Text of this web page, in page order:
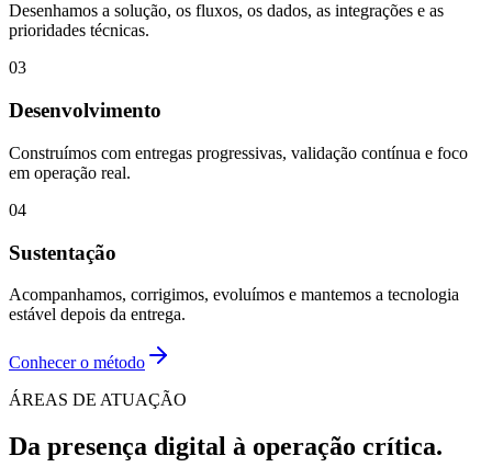
Desenhamos a solução, os fluxos, os dados, as integrações e as
prioridades técnicas.
03
Desenvolvimento
Construímos com entregas progressivas, validação contínua e foco
em operação real.
04
Sustentação
Acompanhamos, corrigimos, evoluímos e mantemos a tecnologia
estável depois da entrega.
Conhecer o método
ÁREAS DE ATUAÇÃO
Da presença digital à operação crítica.